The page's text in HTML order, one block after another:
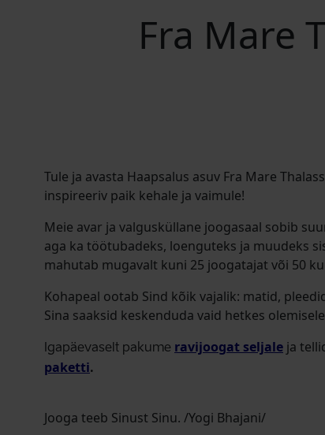
Fra Mare
Tule ja avasta Haapsalus asuv Fra Mare
inspireeriv paik kehale ja vaimule!
Meie avar ja valgusküllane joogasaal sobib
aga ka töötubadeks, loenguteks ja muudeks
mahutab mugavalt kuni 25 joogatajat või 50
Kohapeal ootab Sind kõik vajalik: matid,
Sina saaksid keskenduda vaid hetkes
Igapäevaselt pakume ravijoogat seljale ja
paketti.
Jooga teeb Sinust Sinu. /Yogi Bhajani/